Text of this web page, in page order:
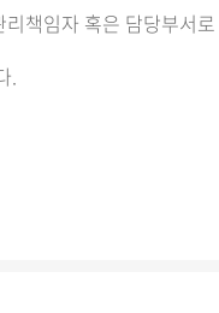
책임자 혹은 담당부서
.